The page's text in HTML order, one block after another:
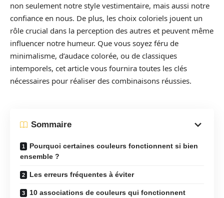
non seulement notre style vestimentaire, mais aussi notre
confiance en nous. De plus, les choix coloriels jouent un
rôle crucial dans la perception des autres et peuvent même
influencer notre humeur. Que vous soyez féru de
minimalisme, d’audace colorée, ou de classiques
intemporels, cet article vous fournira toutes les clés
nécessaires pour réaliser des combinaisons réussies.
Sommaire
Pourquoi certaines couleurs fonctionnent si bien
ensemble ?
Les erreurs fréquentes à éviter
10 associations de couleurs qui fonctionnent